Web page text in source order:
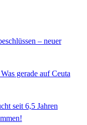
– neuer
gerade auf Ceuta
seit 6,5 Jahren